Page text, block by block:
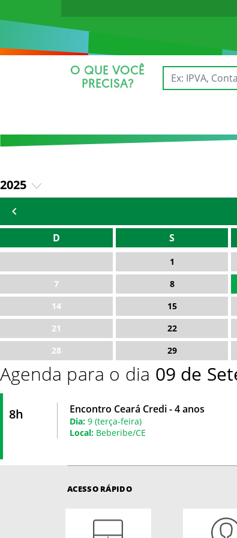
O QUE VOCÊ
PRECISA?
2025
2026
D S
1
7
8
14
15
21
22
28
29
Agenda para o dia 09 de
8h Encontro Ceará Credi - 4 anos
Dia: 9 (terça-feira)
Local: Beberibe/CE
ACESSO RÁPIDO